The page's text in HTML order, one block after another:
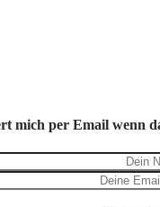
mich per Email wenn